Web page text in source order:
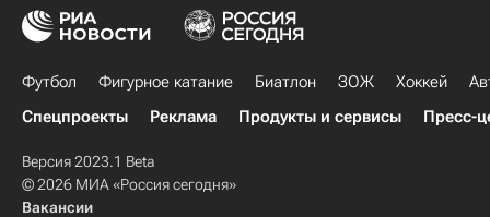
Футбол Фигурное катание Биатлон ЗОЖ Хоккей
Спецпроекты
Реклама Продукты и сервисы Пресс-
Версия 2023.1 Beta
© 2026 МИА «Россия сегодня»
Вакансии